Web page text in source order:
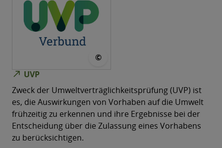
©
north_east UVP
Zweck der Umweltverträglichkeitsprüfung (UVP) ist
es, die Auswirkungen von Vorhaben auf die Umwelt
frühzeitig zu erkennen und ihre Ergebnisse bei der
Entscheidung über die Zulassung eines Vorhabens
zu berücksichtigen.